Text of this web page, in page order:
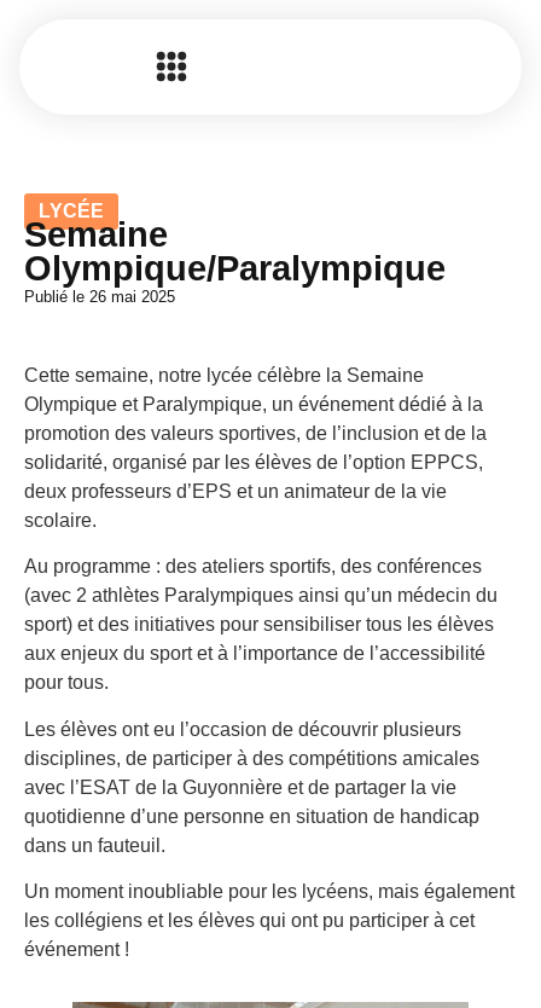
LYCÉE
Semaine
Olympique/Paralympique
Publié le 26 mai 2025
Cette semaine, notre lycée célèbre la Semaine
Olympique et Paralympique, un événement dédié à la
promotion des valeurs sportives, de l’inclusion et de la
solidarité, organisé par les élèves de l’option EPPCS,
deux professeurs d’EPS et un animateur de la vie
scolaire.
Au programme : des ateliers sportifs, des conférences
(avec 2 athlètes Paralympiques ainsi qu’un médecin du
sport) et des initiatives pour sensibiliser tous les élèves
aux enjeux du sport et à l’importance de l’accessibilité
pour tous.
Les élèves ont eu l’occasion de découvrir plusieurs
disciplines, de participer à des compétitions amicales
avec l’ESAT de la Guyonnière et de partager la vie
quotidienne d’une personne en situation de handicap
dans un fauteuil.
Un moment inoubliable pour les lycéens, mais également
les collégiens et les élèves qui ont pu participer à cet
événement !